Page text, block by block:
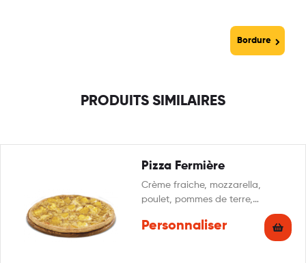
Bordure
PRODUITS SIMILAIRES
Pizza Fermière
Crème fraiche, mozzarella,
poulet, pommes de terre,
Personnaliser